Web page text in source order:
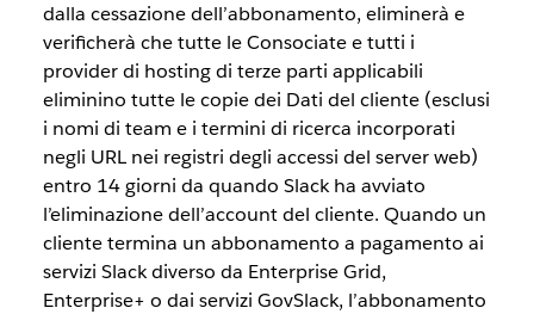
dalla cessazione dell’abbonamento, eliminerà e
verificherà che tutte le Consociate e tutti i
provider di hosting di terze parti applicabili
eliminino tutte le copie dei Dati del cliente (esclusi
i nomi di team e i termini di ricerca incorporati
negli URL nei registri degli accessi del server web)
entro 14 giorni da quando Slack ha avviato
l’eliminazione dell’account del cliente. Quando un
cliente termina un abbonamento a pagamento ai
servizi Slack diverso da Enterprise Grid,
Enterprise+ o dai servizi GovSlack, l’abbonamento